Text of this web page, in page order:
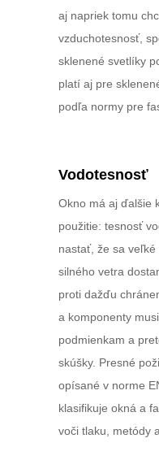
aj napriek tomu
vzduchotesnosť,
sklenené svetlíky
platí aj pre
podľa normy pre
Vodotesnosť
Okno má aj ďalšie
použitie: tesnosť
nastať, že sa
silného vetra
proti dažďu
a komponenty
podmienkam a
skúšky. Presné
opísané v norme
klasifikuje okná a
voči tlaku, metódy